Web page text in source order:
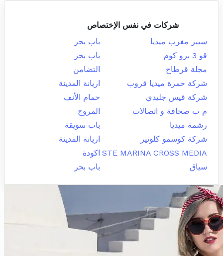
شركات في نفس الإختصاص
سيبر مغرب ميديا
باب بحر
قو 3 برو كوم
باب بحر
مجلة قرطاج
التضامن
شركة حمزة ميديا قروب
اريانة المدينة
شركة قيس جليدي
حمام الأنف
م ب صحافة و اتصالات
المروج
رشمة ميديا
باب سويقة
شركة كوسمو كلوتير
اريانة المدينة
STE MARINA CROSS MEDIA اكودة
سياق
باب بحر